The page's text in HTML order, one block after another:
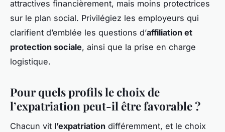
attractives financièrement, mais moins protectrices
sur le plan social. Privilégiez les employeurs qui
clarifient d’emblée les questions d’affiliation et
protection sociale, ainsi que la prise en charge
logistique.
Pour quels profils le choix de
l’expatriation peut-il être favorable ?
Chacun vit l’expatriation différemment, et le choix